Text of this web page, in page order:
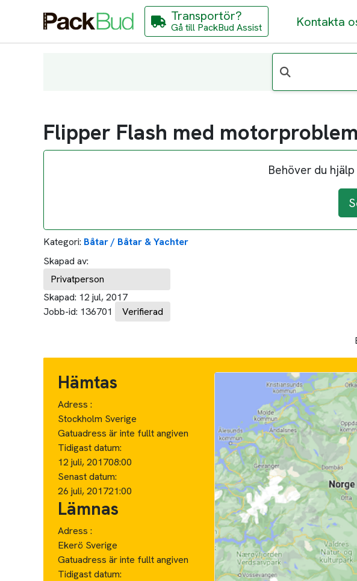
Transportör?
Gå till PackBud Assist Kontakta
Flipper Flash med motorproblem
Behöver du
Kategori: Båtar / Båtar & Yachter
Skapad av:
Privatperson
Skapad: 12 jul, 2017
Jobb-id: 136701 Verifierad
Hämtas
Adress :
Stockholm Sverige
Gatuadress är inte fullt angiven
Tidigast datum:
12 juli, 201708:00
Senast datum:
26 juli, 201721:00
Lämnas
Adress :
Ekerö Sverige
Gatuadress är inte fullt angiven
Tidigast datum: